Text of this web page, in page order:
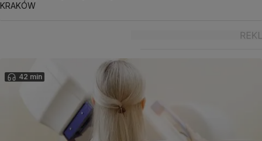
KRAKÓW
42 min